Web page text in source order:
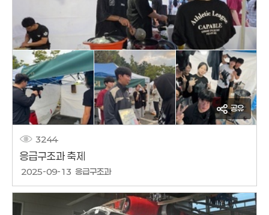
공유
3244
응급구조과 축제
작성날짜
2025-09-13
작성자
응급구조과